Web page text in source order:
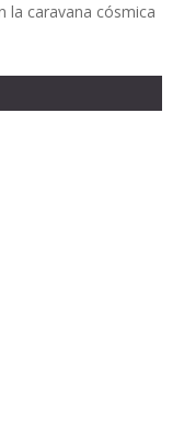
la caravana cósmica